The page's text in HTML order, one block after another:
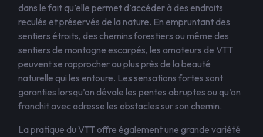
dans le fait qu’elle permet d’accéder à des endroits
reculés et préservés de la nature. En empruntant des
sentiers étroits, des chemins forestiers ou même des
sentiers de montagne escarpés, les amateurs de VTT
peuvent se rapprocher au plus près de la beauté
naturelle qui les entoure. Les sensations fortes sont
garanties lorsqu’on dévale les pentes abruptes ou qu’on
franchit avec adresse les obstacles sur son chemin.
La pratique du VTT offre également une grande variété